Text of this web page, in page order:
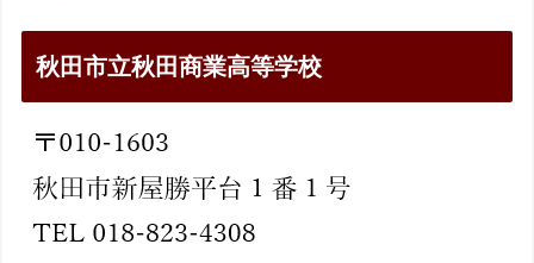
秋田市立秋田商業高等学校